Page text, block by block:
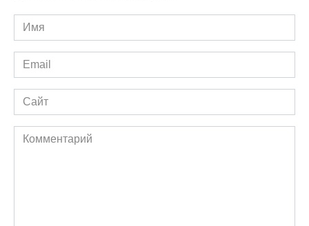
Имя
*
Email
*
Сайт
Комментарий